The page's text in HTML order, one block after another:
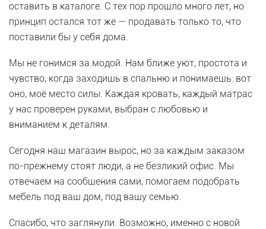
оставить в каталоге. С тех пор прошло много лет, но
принцип остался тот же — продавать только то, что
поставили бы у себя дома.
Мы не гонимся за модой. Нам ближе уют, простота и
чувство, когда заходишь в спальню и понимаешь: вот
оно, моё место силы. Каждая кровать, каждый матрас
у нас проверен руками, выбран с любовью и
вниманием к деталям.
Сегодня наш магазин вырос, но за каждым заказом
по-прежнему стоят люди, а не безликий офис. Мы
отвечаем на сообщения сами, помогаем подобрать
мебель под ваш дом, под вашу семью.
Спасибо, что заглянули. Возможно, именно с новой